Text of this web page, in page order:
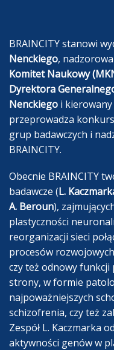
BRAINCITY stanowi
Nenckiego,
Komitet Naukowy
Dyrektora
Nenckiego i kierowany
przeprowadza
grup badawczych i
BRAINCITY.
Obecnie BRAINCITY
badawcze (L.
A. Beroun),
plastyczności
reorganizacji sieci
procesów
czy też odnowy
strony, w formie
najpoważniejszych
schizofrenia, czy też
Zespół L. Kaczmarka
aktywności genów w